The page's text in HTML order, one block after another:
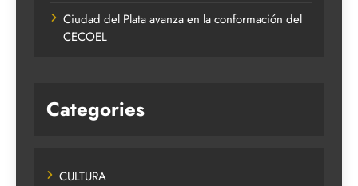
Ciudad del Plata avanza en la conformación del
CECOEL
Categories
CULTURA